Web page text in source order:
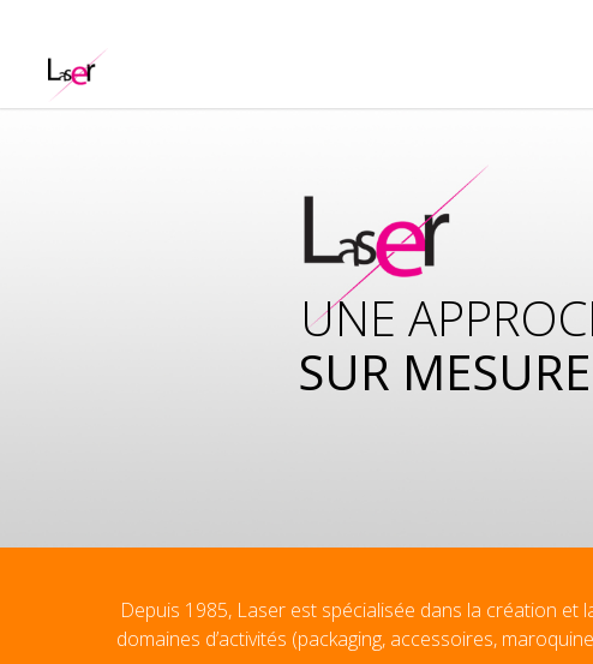
SUR MESURE
UNE
Depuis 1985, Laser est spécialisée dans la création
domaines d’activités (packaging, accessoires,